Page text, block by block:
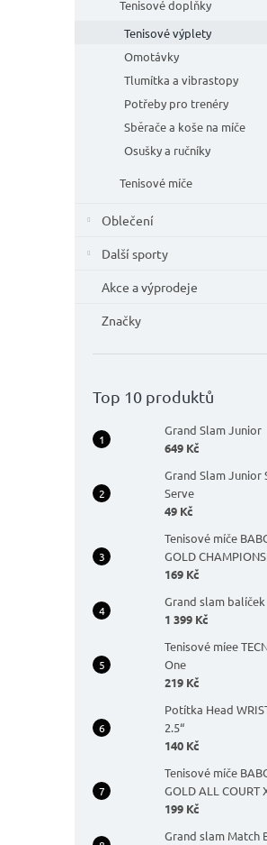
Tenisové doplňky
Tenisové výplety
Omotávky
Tlumítka a vibrastopy
Potřeby pro trenéry
Sběrače a koše na míče
Osušky a ručníky
Tenisové míče
Oblečení
Další sporty
Akce a výprodeje
Značky
Top 10 produktů
Grand Slam Junior
649 Kč
Grand Slam Junior
Serve
49 Kč
Tenisové míče
GOLD
169 Kč
Grand slam balíček
1 399 Kč
Tenisové míee
One
219 Kč
Potítka Head
2.5“
140 Kč
Tenisové míče
GOLD ALL COURT
199 Kč
Grand slam Match